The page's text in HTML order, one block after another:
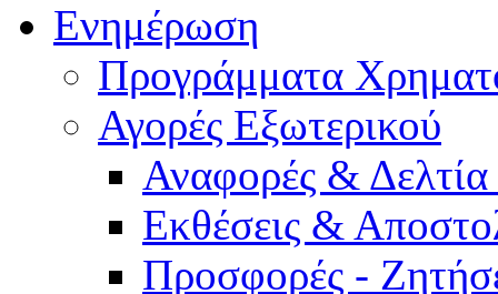
Ενημέρωση
Προγράμματα
Αγορές Εξωτερικού
Αναφορές &
Εκθέσεις &
Προσφορές -